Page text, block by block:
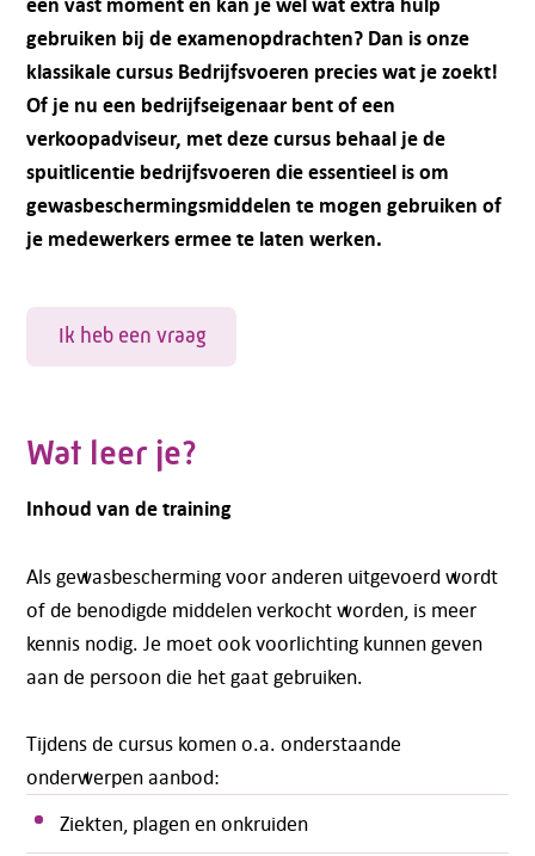
gebruiken bij de examenopdrachten? Dan is onze
klassikale cursus Bedrijfsvoeren precies wat je zoekt!
Of je nu een bedrijfseigenaar bent of een
verkoopadviseur, met deze cursus behaal je de
spuitlicentie bedrijfsvoeren die essentieel is om
gewasbeschermingsmiddelen te mogen gebruiken of
je medewerkers ermee te laten werken.
Ik heb een vraag
Wat leer je?
Inhoud van de training
Als gewasbescherming voor anderen uitgevoerd wordt
of de benodigde middelen verkocht worden, is meer
kennis nodig. Je moet ook voorlichting kunnen geven
aan de persoon die het gaat gebruiken.
Tijdens de cursus komen o.a. onderstaande
onderwerpen aanbod:
Ziekten, plagen en onkruiden